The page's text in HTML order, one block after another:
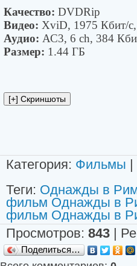
Качество: DVDRip
Видео: XviD, 1975 Кбит/
Аудио: АС3, 6 ch, 384
Размер: 1.44 ГБ
Категория: Фильмы |
Теги: Однажды в
фильм Однажды в
фильм Однажды в
Просмотров: 843 |
Поделиться…